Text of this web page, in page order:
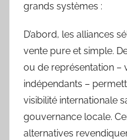
grands systèmes :
D’abord, les alliances
vente pure et simple.
ou de représentation –
indépendants –
visibilité internationale
gouvernance locale.
alternatives